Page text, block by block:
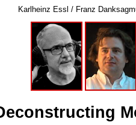
Karlheinz Essl / Franz